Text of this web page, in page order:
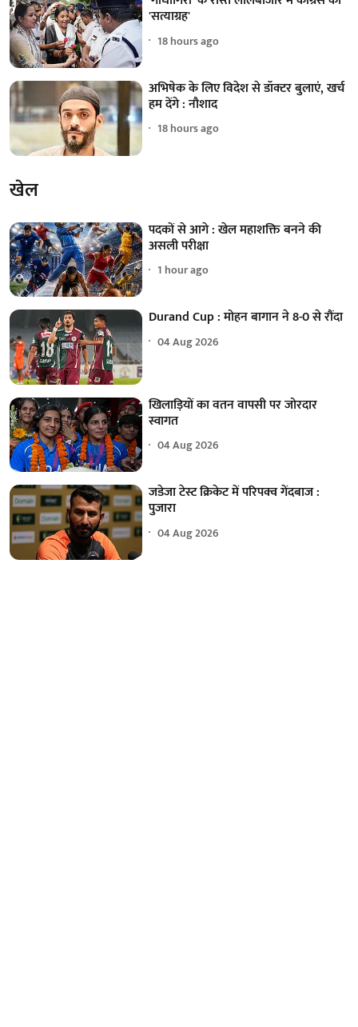
'सत्याग्रह'
18 hours ago
अभिषेक के लिए विदेश से डॉक्टर बुलाएं, खर्च
हम देंगे : नौशाद
18 hours ago
खेल
पदकों से आगे : खेल महाशक्ति बनने की
असली परीक्षा
1 hour ago
Durand Cup : मोहन बागान ने 8-0 से रौंदा
04 Aug 2026
खिलाड़ियों का वतन वापसी पर जोरदार
स्वागत
04 Aug 2026
जडेजा टेस्ट क्रिकेट में परिपक्व गेंदबाज :
पुजारा
04 Aug 2026